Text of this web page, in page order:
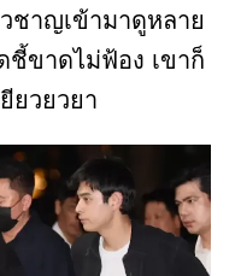
ชาญเข้ามาดูหลาย
ชี้ขาดไม่ฟ้อง เขาก็
ยวยวยา